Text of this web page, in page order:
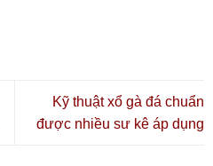
Kỹ thuật xổ gà đá chuẩn
được nhiều sư kê áp dụng